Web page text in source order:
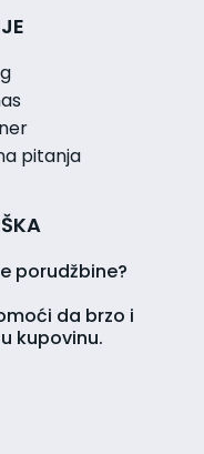
pitanja
porudžbine?
da brzo i
kupovinu.